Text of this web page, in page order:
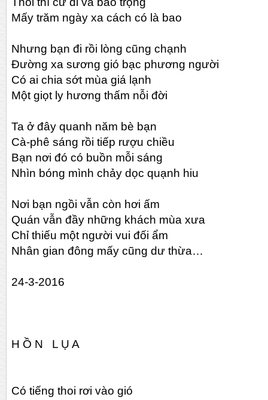
Mấy trăm ngày xa cách có là bao
Nhưng bạn đi rồi lòng cũng chạnh
Đường xa sương gió bạc phương người
Có ai chia sớt mùa giá lạnh
Một giọt ly hương thấm nỗi đời
Ta ở đây quanh năm bè bạn
Cà-phê sáng rồi tiếp rượu chiều
Bạn nơi đó có buồn mỗi sáng
Nhìn bóng mình chảy dọc quạnh hiu
Nơi bạn ngồi vẫn còn hơi ấm
Quán vẫn đầy những khách mùa xưa
Chỉ thiếu một người vui đối ẩm
Nhân gian đông mấy cũng dư thừa…
24-3-2016
H Ồ N L Ụ A
Có tiếng thoi rơi vào gió